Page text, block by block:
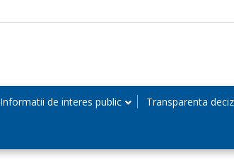
Informatii de interes public Transparenta